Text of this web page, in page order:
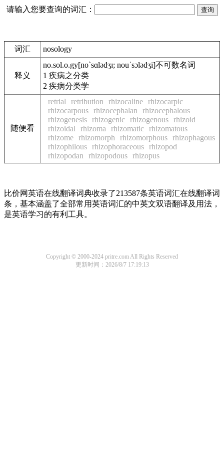
请输入您要查询的词汇：
词汇 nosology
释义
no.sol.o.gy[no`sɑlədʒɪ; nouˈsɔlədʒi]不可数名词
1 疾病之分类
2 疾病分类学
随便看
retrial retribution rhizocaline rhizocarpic
rhizocarpous rhizocephalan
rhizocephalous
rhizogenesis rhizogenic rhizogenous rhizoid
rhizoidal
rhizoma rhizomatic rhizomatous
rhizome rhizomorph rhizomorphous rhizophagous
rhizophilous rhizophoraceous rhizopod
rhizopodan
rhizopodous rhizopus
比价网英语在线翻译词典收录了213587条英语词汇在线翻译词
条，基本涵盖了全部常用英语词汇的中英文双语翻译及用法，
是英语学习的有利工具。
Copyright © 2000-2024 pritre.com All Rights Reserved
更新时间：2026/8/7 17:19:13